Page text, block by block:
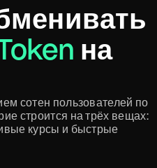
на
сотен пользователей по
строится на трёх вещах:
курсы и быстрые